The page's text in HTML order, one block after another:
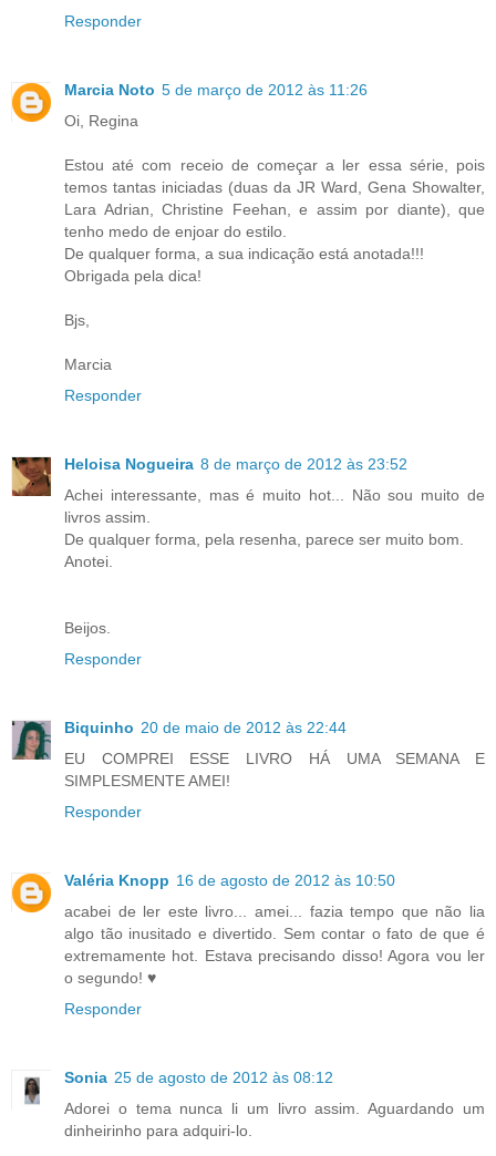
Responder
Marcia Noto 5 de março de 2012 às 11:26
Oi, Regina
Estou até com receio de começar a ler essa série, pois
temos tantas iniciadas (duas da JR Ward, Gena Showalter,
Lara Adrian, Christine Feehan, e assim por diante), que
tenho medo de enjoar do estilo.
De qualquer forma, a sua indicação está anotada!!!
Obrigada pela dica!
Bjs,
Marcia
Responder
Heloisa Nogueira 8 de março de 2012 às 23:52
Achei interessante, mas é muito hot... Não sou muito de
livros assim.
De qualquer forma, pela resenha, parece ser muito bom.
Anotei.
Beijos.
Responder
Biquinho 20 de maio de 2012 às 22:44
EU COMPREI ESSE LIVRO HÁ UMA SEMANA E
SIMPLESMENTE AMEI!
Responder
Valéria Knopp 16 de agosto de 2012 às 10:50
acabei de ler este livro... amei... fazia tempo que não lia
algo tão inusitado e divertido. Sem contar o fato de que é
extremamente hot. Estava precisando disso! Agora vou ler
o segundo! ♥
Responder
Sonia 25 de agosto de 2012 às 08:12
Adorei o tema nunca li um livro assim. Aguardando um
dinheirinho para adquiri-lo.